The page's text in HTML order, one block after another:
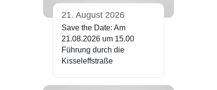
21. August 2026
Save the Date: Am
21.08.2026 um 15.00
Führung durch die
Kisseleffstraße